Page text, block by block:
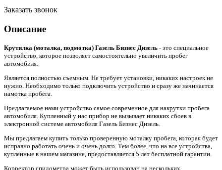
Заказать звонок
Описание
Крутилка (моталка, подмотка) Газель Бизнес Дизель - это специальное
устройство, которое позволяет самостоятельно увеличить пробег
автомобиля.
Является полностью съемным. Не требует установки, никаких настроек не
нужно. Необходимо только подключить устройство и сразу же начинается
намотка пробега.
Предлагаемое нами устройство самое современное для накрутки пробега
автомобиля. Купленный у нас прибор не вызывает никаких сбоев в
электронной системе автомобиля Газель Бизнес Дизель.
Мы предлагаем купить только проверенную моталку пробега, которая будет
исправно работать очень и очень долго. Тем более, что на все устройства,
купленные в нашем магазине, предоставляется 5 лет бесплатной гарантии.
Корректор спидометра может быть использован на нескольких